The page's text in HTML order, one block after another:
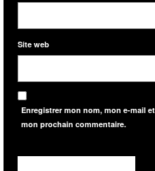
Site web
Enregistrer mon nom, mon e-mail
mon prochain commentaire.